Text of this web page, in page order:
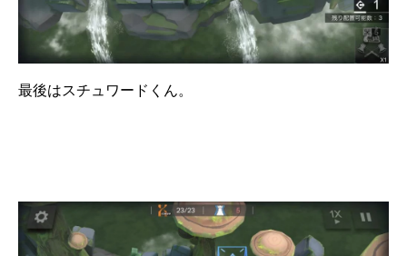
最後はスチュワードくん。